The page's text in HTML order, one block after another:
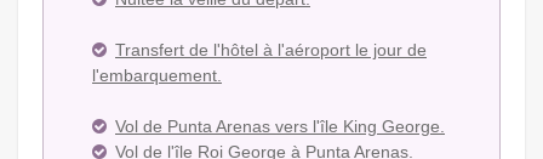
Transfert de l'hôtel à l'aéroport le jour de
l'embarquement.
Vol de Punta Arenas vers l'île King George.
Vol de l'île Roi George à Punta Arenas.